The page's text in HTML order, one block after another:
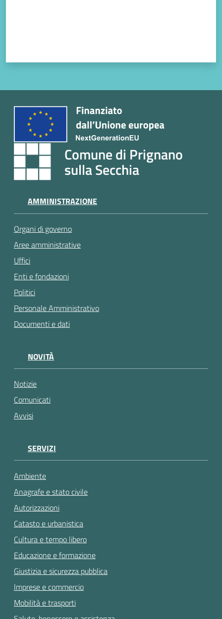
Comune di Prignano
sulla Secchia
AMMINISTRAZIONE
Organi di governo
Aree amministrative
Uffici
Enti e fondazioni
Politici
Personale Amministrativo
Documenti e dati
NOVITÀ
Notizie
Comunicati
Avvisi
SERVIZI
Ambiente
Anagrafe e stato civile
Autorizzazioni
Catasto e urbanistica
Cultura e tempo libero
Educazione e formazione
Giustizia e sicurezza pubblica
Imprese e commercio
Mobilità e trasporti